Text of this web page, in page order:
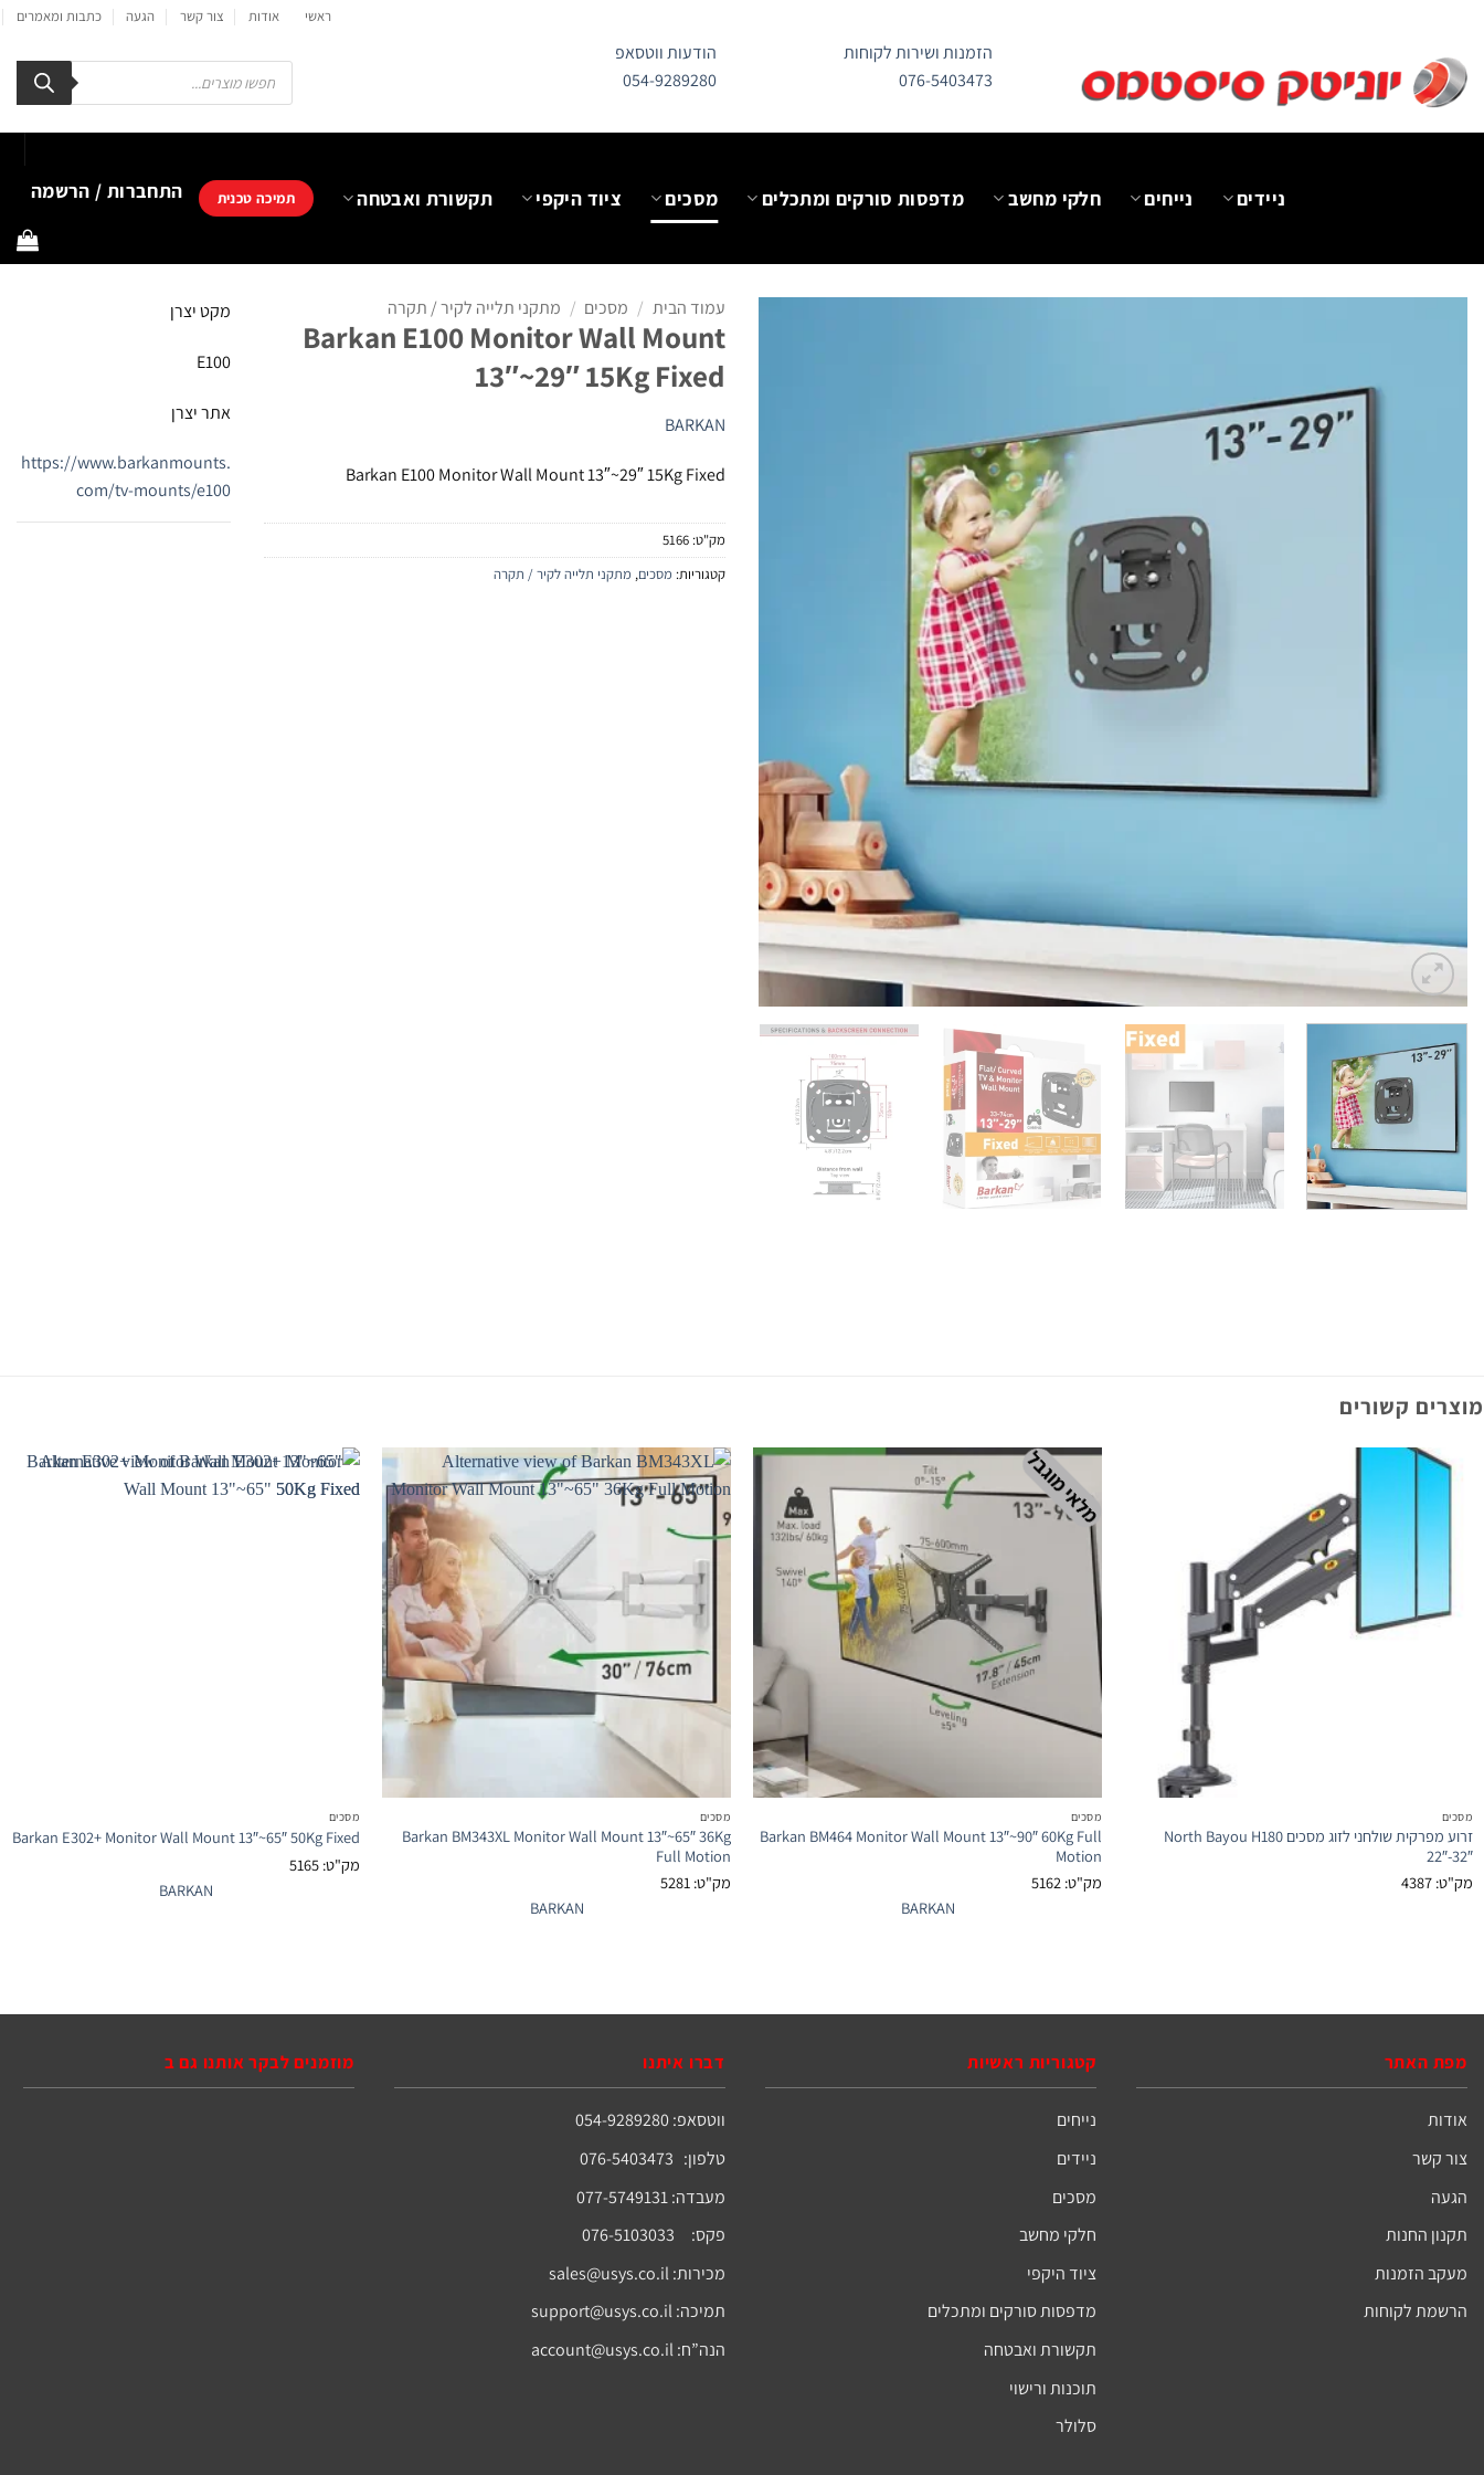
content
ראשי אודות צור קשר הגעה כתבות ומאמרים
הזמנות ושירות לקוחות
076-5403473
הודעות ווטסאפ
054-9289280
Products
search
ניידים נייחים חלקי מחשב מדפסות סורקים ומתכלים מסכים ציוד היקפי תקשורת ואבטחה תמיכה טכנית התחברות / הרשמה
עמוד הבית / מסכים / מתקני תלייה לקיר / תקרה
Barkan E100 Monitor Wall Mount
13″~29″ 15Kg Fixed
BARKAN
Barkan E100 Monitor Wall Mount 13″~29″ 15Kg Fixed
מק"ט: 5166
קטגוריות: מסכים, מתקני תלייה לקיר / תקרה
מקט יצרן
E100
אתר יצרן
https://www.barkanmounts.
com/tv-mounts/e100
מוצרים קשורים
מסכים
זרוע מפרקית שולחני לזוג מסכים North Bayou H180
22″-32″
מק"ט: 4387
מסכים
Barkan BM464 Monitor Wall Mount 13″~90″ 60Kg Full
Motion
BARKAN
מק"ט: 5162
מסכים
Barkan BM343XL Monitor Wall Mount 13″~65″ 36Kg
Full Motion
BARKAN
מק"ט: 5281
מסכים
Barkan E302+ Monitor Wall Mount 13″~65″ 50Kg Fixed
BARKAN
מק"ט: 5165
מפת האתר
אודות
צור קשר
הגעה
תקנון החנות
מעקב הזמנות
הרשמת לקוחות
קטגוריות ראשיות
נייחים
ניידים
מסכים
חלקי מחשב
ציוד היקפי
מדפסות סורקים ומתכלים
תקשורת ואבטחה
תוכנות ורישוי
סלולר
דברו איתנו
ווטסאפ: 054-9289280
טלפון: 076-5403473
מעבדה: 077-5749131
פקס: 076-5103033
מכירות:sales@usys.co.il
תמיכה:support@usys.co.il
הנה”ח:account@usys.co.il
מוזמנים לבקר אותנו גם ב